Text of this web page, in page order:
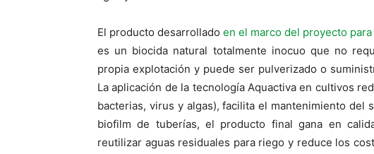
El producto desarrolladoen el marco del proyecto
es un biocida natural totalmente inocuo que no
propia explotación y puede ser pulverizado o
La aplicación de la tecnología Aquactiva en cultivos
bacterias, virus y algas), facilita el mantenimiento del
biofilm de tuberías, el producto final gana en
reutilizar aguas residuales para riego y reduce los